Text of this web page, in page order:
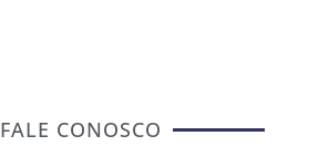
FALE CONOSCO